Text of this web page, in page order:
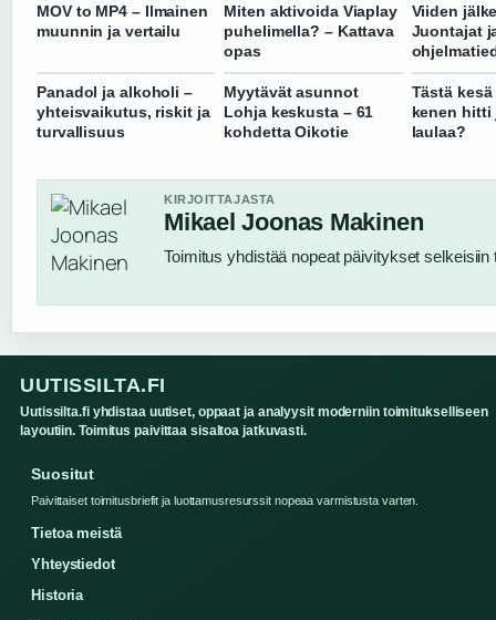
MOV to MP4 – Ilmainen
muunnin ja vertailu
Miten aktivoida Viaplay
puhelimella? – Kattava
opas
Viiden
Juontajat
Panadol ja alkoholi –
yhteisvaikutus, riskit ja
turvallisuus
Myytävät asunnot
Lohja keskusta – 61
kohdetta Oikotie
Tästä
kenen hitti
laulaa?
KIRJOITTAJASTA
Mikael Joonas Makinen
Toimitus yhdistää nopeat päivitykset selkeisiin
UUTISSILTA.FI
Uutissilta.fi yhdistaa uutiset, oppaat ja analyysit moderniin toimitukselliseen
layoutiin. Toimitus paivittaa sisaltoa jatkuvasti.
Suositut
Paivittaiset toimitusbriefit ja luottamusresurssit nopeaa varmistusta varten.
Tietoa meistä
Yhteystiedot
Historia